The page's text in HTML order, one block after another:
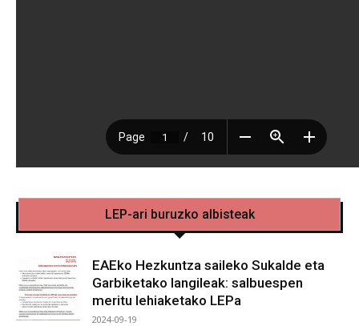
LEP-ari buruzko albisteak
EAEko Hezkuntza saileko Sukalde eta
Garbiketako langileak: salbuespen
meritu lehiaketako LEPa
2024-09-19